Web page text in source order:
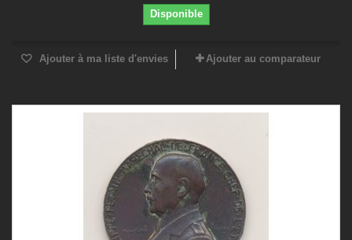
Disponible
Ajouter à ma liste d'envies Ajouter au comparateur